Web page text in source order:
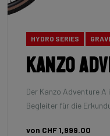
HYDRO SERIES
Kanzo
Der Kanzo Adventure
Begleiter für die
von CHF 1,999.00